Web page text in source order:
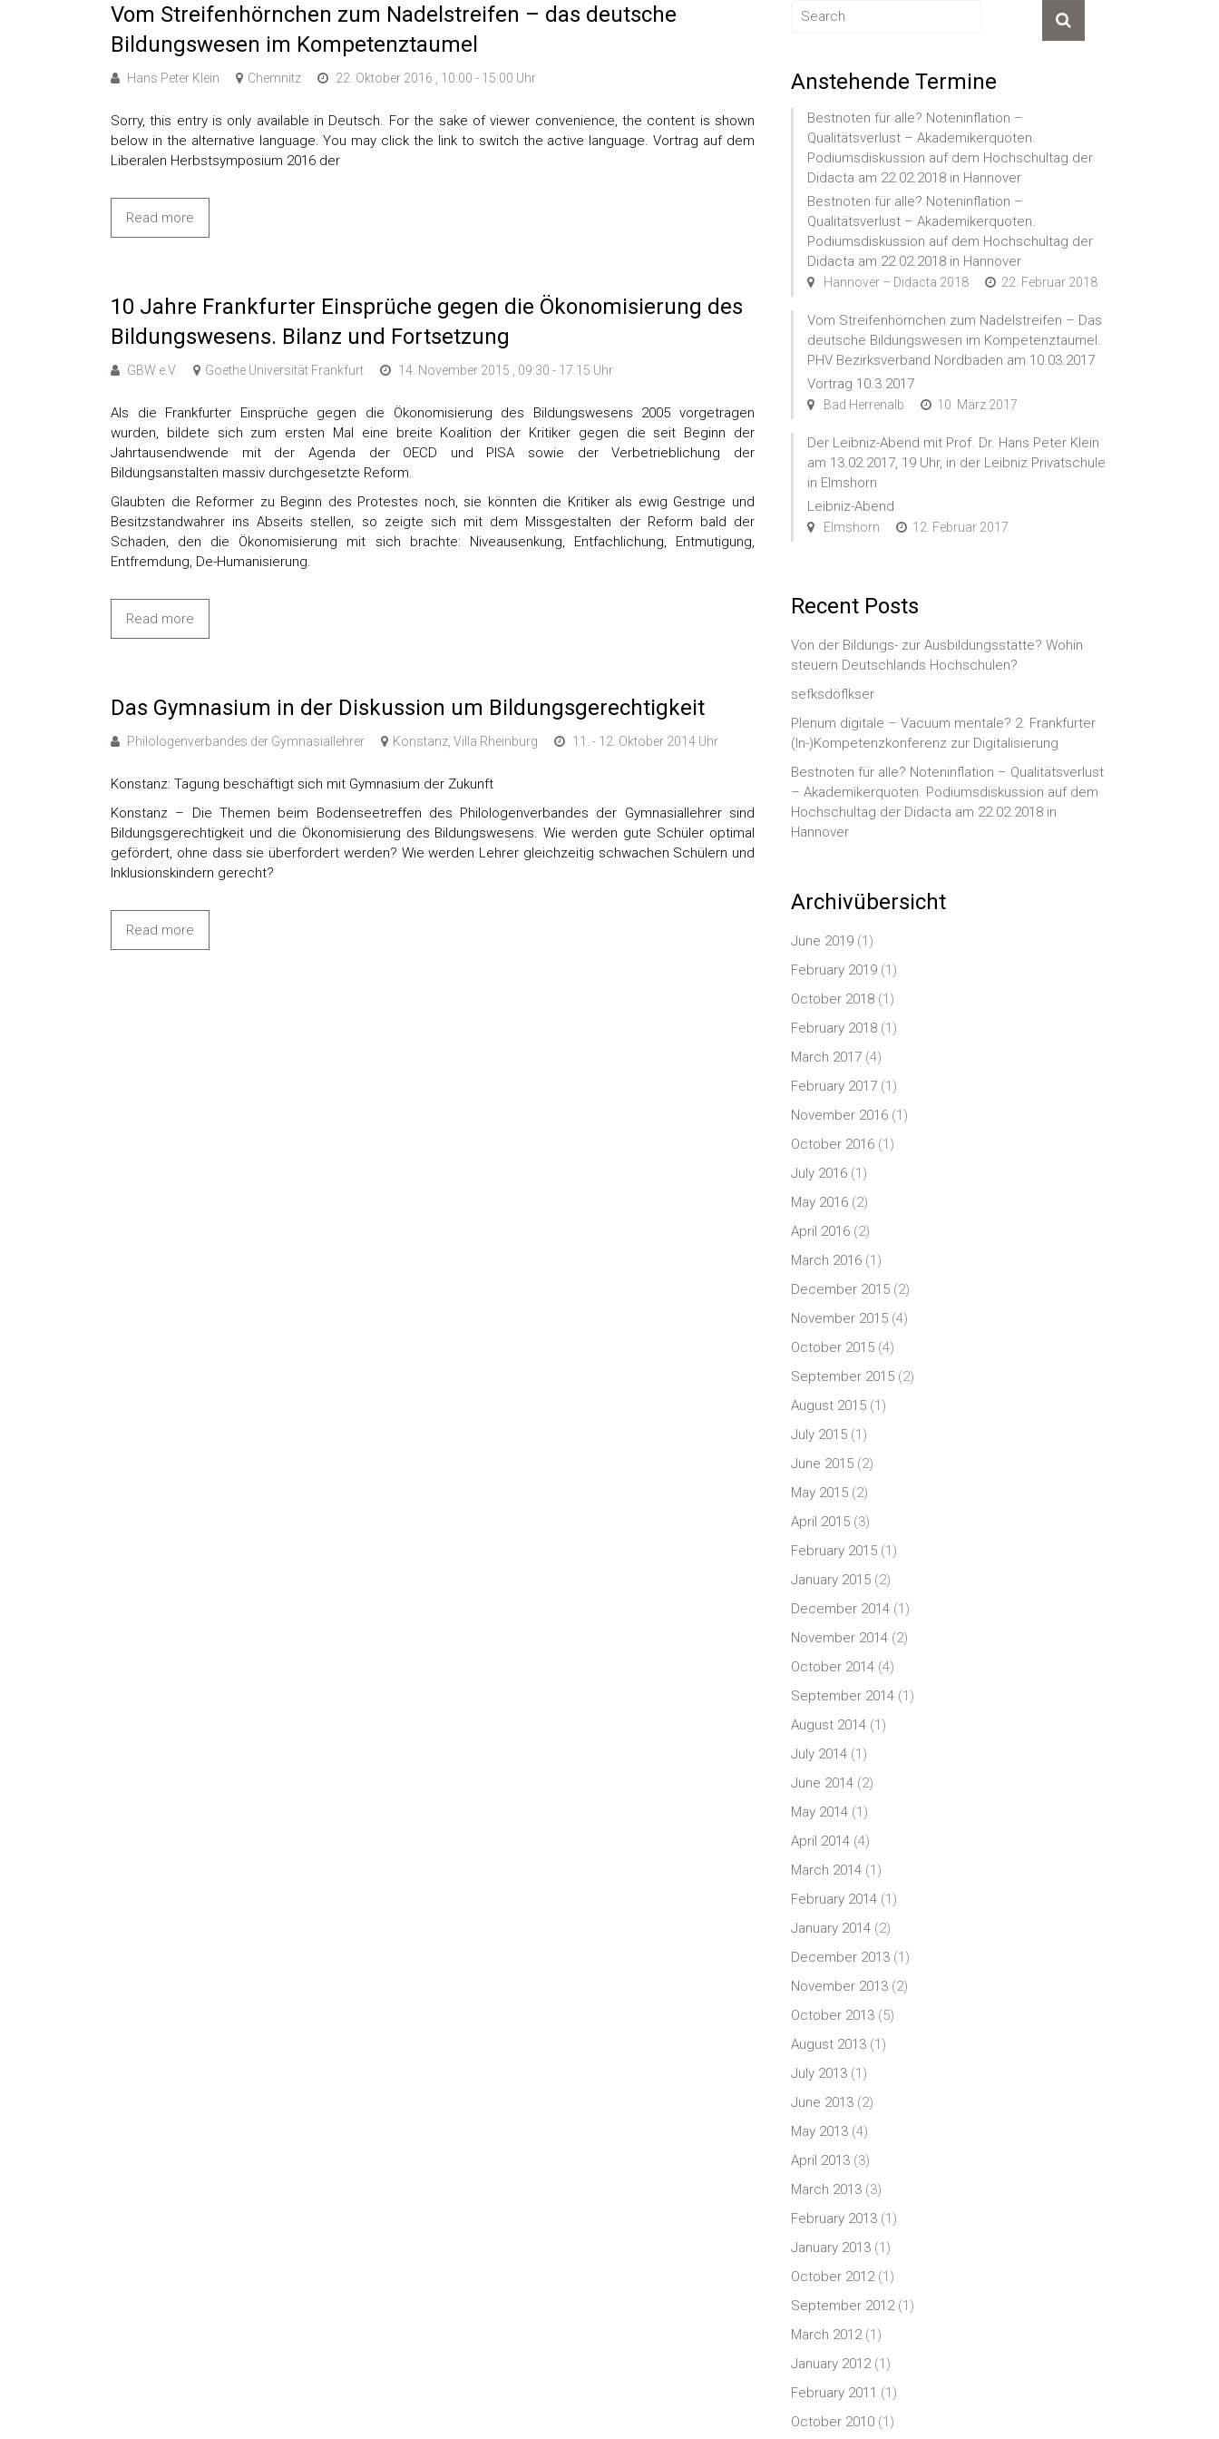
Vom Streifenhörnchen zum Nadelstreifen – das deutsche
Bildungswesen im Kompetenztaumel
Hans Peter Klein Chemnitz 22. Oktober 2016 , 10:00 - 15:00 Uhr
Sorry, this entry is only available in Deutsch. For the sake of viewer convenience, the content is shown
below in the alternative language. You may click the link to switch the active language. Vortrag auf dem
Liberalen Herbstsymposium 2016 der
Read more
10 Jahre Frankfurter Einsprüche gegen die Ökonomisierung des
Bildungswesens. Bilanz und Fortsetzung
GBW e.V. Goethe Universität Frankfurt 14. November 2015 , 09:30 - 17:15 Uhr
Als die Frankfurter Einsprüche gegen die Ökonomisierung des Bildungswesens 2005 vorgetragen
wurden, bildete sich zum ersten Mal eine breite Koalition der Kritiker gegen die seit Beginn der
Jahrtausendwende mit der Agenda der OECD und PISA sowie der Verbetrieblichung der
Bildungsanstalten massiv durchgesetzte Reform.
Glaubten die Reformer zu Beginn des Protestes noch, sie könnten die Kritiker als ewig Gestrige und
Besitzstandwahrer ins Abseits stellen, so zeigte sich mit dem Missgestalten der Reform bald der
Schaden, den die Ökonomisierung mit sich brachte: Niveausenkung, Entfachlichung, Entmutigung,
Entfremdung, De-Humanisierung.
Read more
Das Gymnasium in der Diskussion um Bildungsgerechtigkeit
Philologenverbandes der Gymnasiallehrer Konstanz, Villa Rheinburg 11. - 12. Oktober 2014 Uhr
Konstanz: Tagung beschäftigt sich mit Gymnasium der Zukunft
Konstanz – Die Themen beim Bodenseetreffen des Philologenverbandes der Gymnasiallehrer sind
Bildungsgerechtigkeit und die Ökonomisierung des Bildungswesens. Wie werden gute Schüler optimal
gefördert, ohne dass sie überfordert werden? Wie werden Lehrer gleichzeitig schwachen Schülern und
Inklusionskindern gerecht?
Read more
Anstehende Termine
Bestnoten für alle? Noteninflation –
Qualitätsverlust – Akademikerquoten.
Podiumsdiskussion auf dem Hochschultag der
Didacta am 22.02.2018 in Hannover
Bestnoten für alle? Noteninflation –
Qualitätsverlust – Akademikerquoten.
Podiumsdiskussion auf dem Hochschultag der
Didacta am 22.02.2018 in Hannover
Hannover – Didacta 2018 22. Februar 2018
Vom Streifenhörnchen zum Nadelstreifen – Das
deutsche Bildungswesen im Kompetenztaumel.
PHV Bezirksverband Nordbaden am 10.03.2017
Vortrag 10.3.2017
Bad Herrenalb 10. März 2017
Der Leibniz-Abend mit Prof. Dr. Hans Peter Klein
am 13.02.2017, 19 Uhr, in der Leibniz Privatschule
in Elmshorn
Leibniz-Abend
Elmshorn 12. Februar 2017
Recent Posts
Von der Bildungs- zur Ausbildungsstätte? Wohin
steuern Deutschlands Hochschulen?
sefksdöflkser
Plenum digitale – Vacuum mentale? 2. Frankfurter
(In-)Kompetenzkonferenz zur Digitalisierung
Bestnoten für alle? Noteninflation – Qualitätsverlust
– Akademikerquoten. Podiumsdiskussion auf dem
Hochschultag der Didacta am 22.02.2018 in
Hannover
Archivübersicht
June 2019 (1)
February 2019 (1)
October 2018 (1)
February 2018 (1)
March 2017 (4)
February 2017 (1)
November 2016 (1)
October 2016 (1)
July 2016 (1)
May 2016 (2)
April 2016 (2)
March 2016 (1)
December 2015 (2)
November 2015 (4)
October 2015 (4)
September 2015 (2)
August 2015 (1)
July 2015 (1)
June 2015 (2)
May 2015 (2)
April 2015 (3)
February 2015 (1)
January 2015 (2)
December 2014 (1)
November 2014 (2)
October 2014 (4)
September 2014 (1)
August 2014 (1)
July 2014 (1)
June 2014 (2)
May 2014 (1)
April 2014 (4)
March 2014 (1)
February 2014 (1)
January 2014 (2)
December 2013 (1)
November 2013 (2)
October 2013 (5)
August 2013 (1)
July 2013 (1)
June 2013 (2)
May 2013 (4)
April 2013 (3)
March 2013 (3)
February 2013 (1)
January 2013 (1)
October 2012(1)
September 2012(1)
March 2012(1)
January 2012(1)
February 2011 (1)
October 2010 (1)